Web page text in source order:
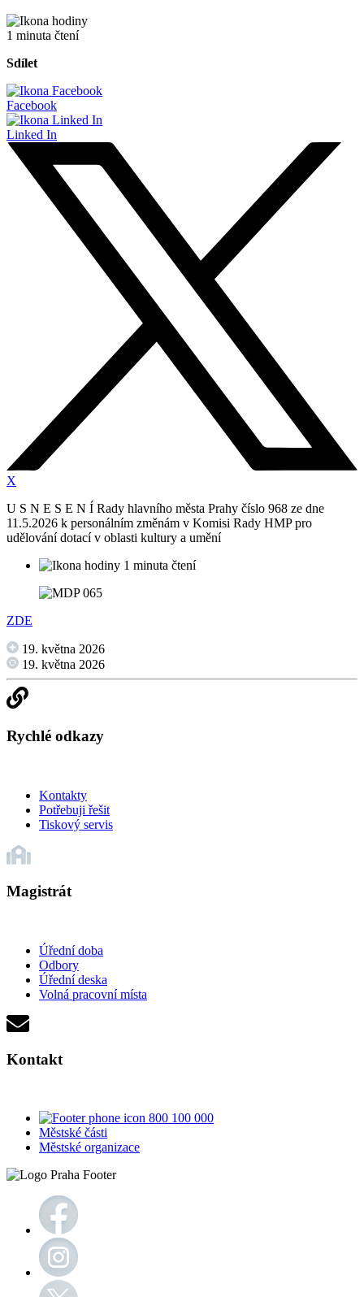
1 minuta čtení
Sdílet
Facebook
Linked In
X
U S N E S E N Í Rady hlavního města Prahy číslo 968 ze dne
11.5.2026 k personálním změnám v Komisi Rady HMP pro
udělování dotací v oblasti kultury a umění
1 minuta čtení
ZDE
19. května 2026
19. května 2026
Rychlé odkazy
Kontakty
Potřebuji řešit
Tiskový servis
Magistrát
Úřední doba
Odbory
Úřední deska
Volná pracovní místa
Kontakt
800 100 000
Městské části
Městské organizace